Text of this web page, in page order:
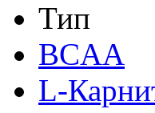
Тип
BCAA
L-